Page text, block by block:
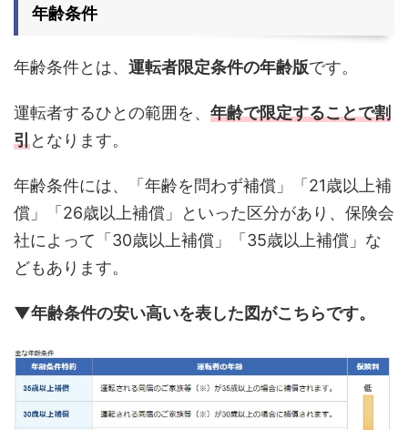
年齢条件
年齢条件とは、 運転者限定条件の年齢版です。
運転者するひとの範囲を、 年齢で限定することで割
引となります。
年齢条件には、「年齢を問わず補償」「21歳以上補
償」「26歳以上補償」といった区分があり、保険会
社によって「30歳以上補償」「35歳以上補償」な
どもあります。
▼年齢条件の安い高いを表した図がこちらです。